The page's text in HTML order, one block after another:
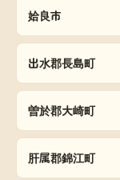
姶良市
出水郡長島町
曽於郡大崎町
肝属郡錦江町